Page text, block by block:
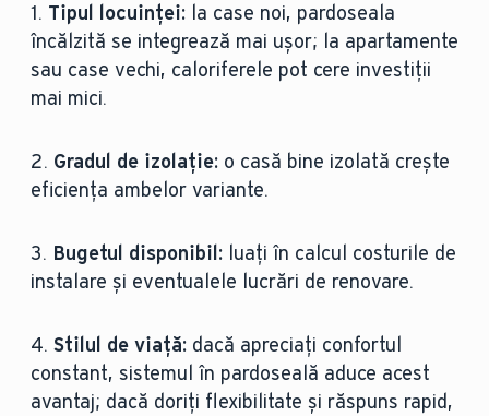
Durată viață Ridicată
Medie-lungă (la
modele noi)
1. Tipul locuinței:la case noi, pardoseala
încălzită se integrează mai ușor; la apartamente
sau case vechi, caloriferele pot cere investiții
mai mici.
2. Gradul de izolație:o casă bine izolată crește
eficiența ambelor variante.
3. Bugetul disponibil:luați în calcul costurile de
instalare și eventualele lucrări de renovare.
4. Stilul de viață:dacă apreciați confortul
constant, sistemul în pardoseală aduce acest
avantaj; dacă doriți flexibilitate și răspuns rapid,